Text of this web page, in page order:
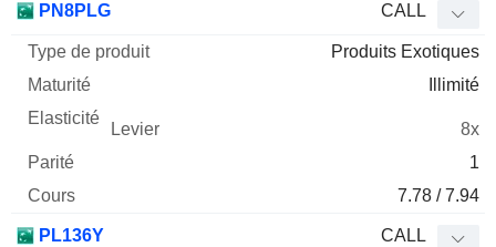
PN8PLG CALL
Produits Exotiques
Illimité
8x
1
7.78 / 7.94
PL136Y CALL